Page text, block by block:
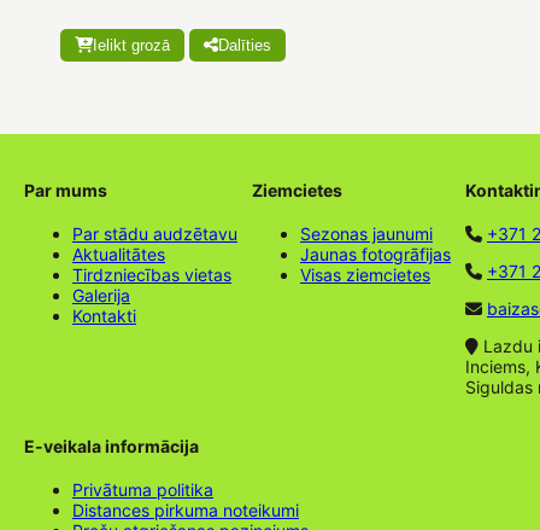
Ielikt grozā Dalīties
Par mums
Par stādu audzētavu
Aktualitātes
Tirdzniecības vietas
Galerija
Kontakti
Ziemcietes
Sezonas jaunumi
Jaunas fotogrāfijas
Visas ziemcietes
+371
+371
Lazdu
Inciems,
Siguldas
E-veikala informācija
Privātuma politika
Distances pirkuma noteikumi